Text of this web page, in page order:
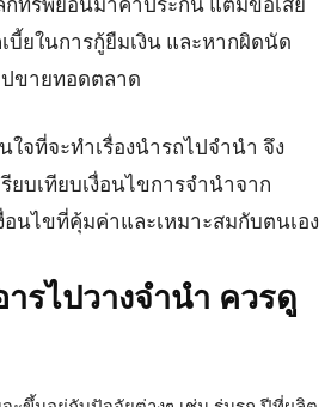
บี้ยในการกู้ยืมเงิน และหากผิดนัด
ขายทอดตลาด
จที่จะทำเรื่องนำรถไปจำนำ จึง
ยบเทียบเงื่อนไขการจำนำจาก
อนไขที่คุ้มค่าและเหมาะสมกับตนเอง
ารไปวางจำนำ ควรดู